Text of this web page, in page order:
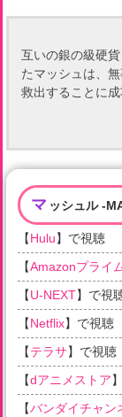
互いの銀の級硬
たマッシュは、
救出することに
マ ッシュル -
【Hulu】で視聴
【Amazonプライ
【U-NEXT】で視
【Netflix】で視聴
【テラサ】で視聴
【dアニメストア
【バンダイチャン